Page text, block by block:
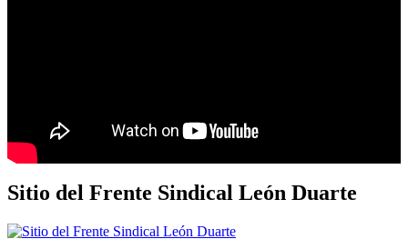
Sitio del Frente Sindical León Duarte